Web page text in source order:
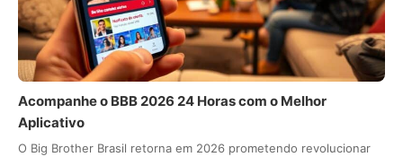
Acompanhe o BBB 2026 24 Horas com o Melhor
Aplicativo
O Big Brother Brasil retorna em 2026 prometendo revolucionar